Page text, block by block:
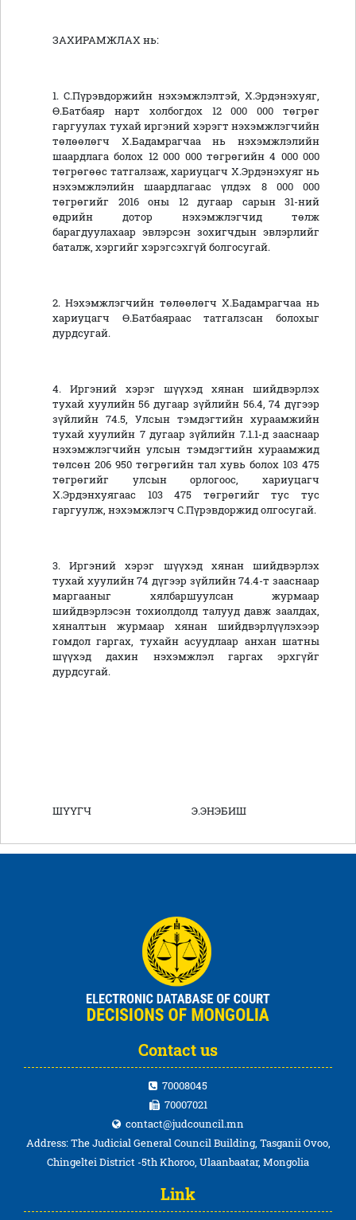
ЗАХИРАМЖЛАХ нь:
1. С.Пүрэвдоржийн нэхэмжлэлтэй, Х.Эрдэнэхуяг,
Ө.Батбаяр нарт холбогдох 12 000 000 төгрөг
гаргуулах тухай иргэний хэрэгт нэхэмжлэгчийн
төлөөлөгч Х.Бадамрагчаа нь нэхэмжлэлийн
шаардлага болох 12 000 000 төгрөгийн 4 000 000
төгрөгөөс татгалзаж, хариуцагч Х.Эрдэнэхуяг нь
нэхэмжлэлийн шаардлагаас үлдэх 8 000 000
төгрөгийг 2016 оны 12 дугаар сарын 31-ний
өдрийн дотор нэхэмжлэгчид төлж
барагдуулахаар эвлэрсэн зохигчдын эвлэрлийг
баталж, хэргийг хэрэгсэхгүй болгосугай.
2. Нэхэмжлэгчийн төлөөлөгч Х.Бадамрагчаа нь
хариуцагч Ө.Батбаяраас татгалзсан болохыг
дурдсугай.
4. Иргэний хэрэг шүүхэд хянан шийдвэрлэх
тухай хуулийн 56 дугаар зүйлийн 56.4, 74 дүгээр
зүйлийн 74.5, Улсын тэмдэгтийн хураамжийн
тухай хуулийн 7 дугаар зүйлийн 7.1.1-д зааснаар
нэхэмжлэгчийн улсын тэмдэгтийн хураамжид
төлсөн 206 950 төгрөгийн тал хувь болох 103 475
төгрөгийг улсын орлогоос, хариуцагч
Х.Эрдэнхуягаас 103 475 төгрөгийг тус тус
гаргуулж, нэхэмжлэгч С.Пүрэвдоржид олгосугай.
3. Иргэний хэрэг шүүхэд хянан шийдвэрлэх
тухай хуулийн 74 дүгээр зүйлийн 74.4-т зааснаар
маргааныг хялбаршуулсан журмаар
шийдвэрлэсэн тохиолдолд талууд давж заалдах,
хяналтын журмаар хянан шийдвэрлүүлэхээр
гомдол гаргах, тухайн асуудлаар анхан шатны
шүүхэд дахин нэхэмжлэл гаргах эрхгүйг
дурдсугай.
ШҮҮГЧ Э.ЭНЭБИШ
Contact us
70008045
70007021
contact@judcouncil.mn
Address: The Judicial General Council Building, Tasganii Ovoo,
Chingeltei District -5th Khoroo, Ulaanbaatar, Mongolia
Link